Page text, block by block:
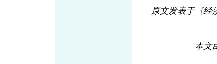
原文发表于《经济
本文